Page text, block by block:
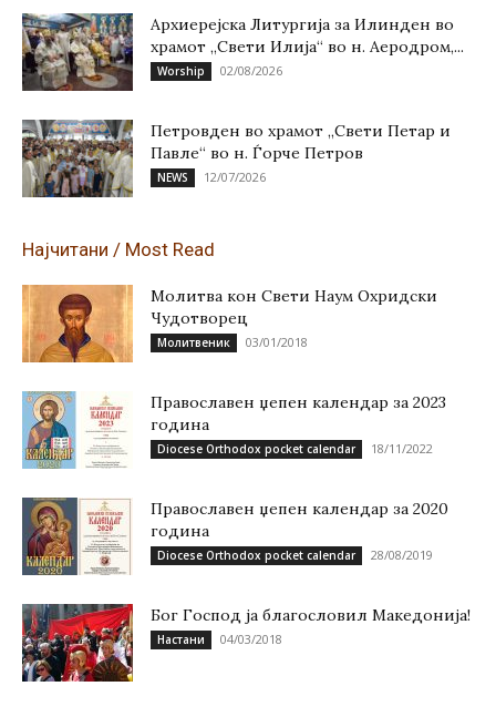
Архиерејска Литургија за Илинден во
храмот „Свети Илија“ во н. Аеродром,...
Worship 02/08/2026
Петровден во храмот „Свети Петар и
Павле“ во н. Ѓорче Петров
NEWS 12/07/2026
Најчитани / Most Read
Молитва кон Свети Наум Охридски
Чудотворец
Молитвеник 03/01/2018
Православен џепен календар за 2023
година
Diocese Orthodox pocket calendar 18/11/2022
Православен џепен календар за 2020
година
Diocese Orthodox pocket calendar 28/08/2019
Бог Господ ја благословил Македонија!
Настани 04/03/2018